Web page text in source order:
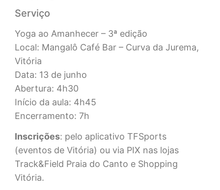
Serviço
Yoga ao Amanhecer – 3ª edição
Local: Mangalô Café Bar – Curva da Jurema,
Vitória
Data: 13 de junho
Abertura: 4h30
Início da aula: 4h45
Encerramento: 7h
Inscrições: pelo aplicativo TFSports
(eventos de Vitória) ou via PIX nas lojas
Track&Field Praia do Canto e Shopping
Vitória.